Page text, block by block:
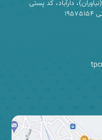
دارآباد، کد پستی